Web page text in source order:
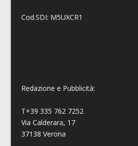
Cod.SDI: M5UXCR1
Redazione e Pubblicità:
T+39 335 762 7252
Via Calderara, 17
37138 Verona